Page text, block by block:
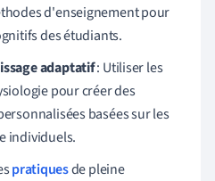
d'enseignement pour
des étudiants.
adaptatif: Utiliser les
pour créer des
basées sur les
individuels.
pratiquesde pleine